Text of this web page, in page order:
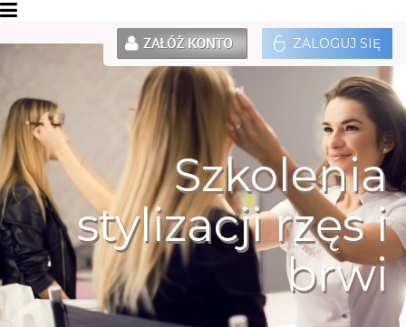
ZALOGUJ SIĘ
Szkolenia
stylizacji rzęs i
brwi